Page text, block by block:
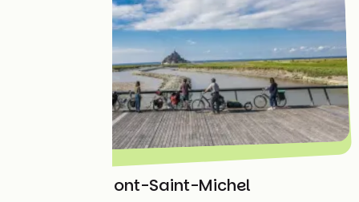
La Baie du Mont-Saint-Michel